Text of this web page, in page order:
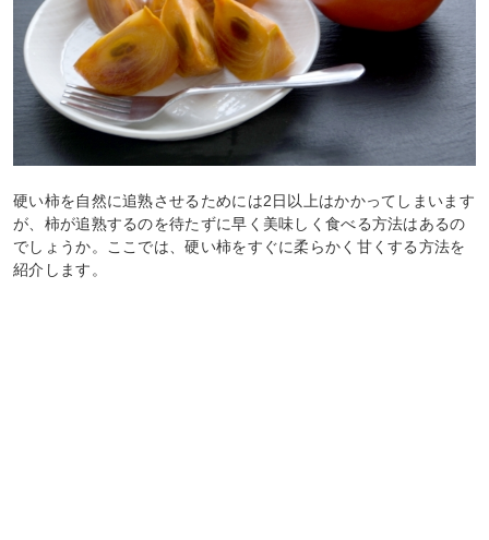
硬い柿を自然に追熟させるためには2日以上はかかってしまいます
が、柿が追熟するのを待たずに早く美味しく食べる方法はあるの
でしょうか。ここでは、硬い柿をすぐに柔らかく甘くする方法を
紹介します。